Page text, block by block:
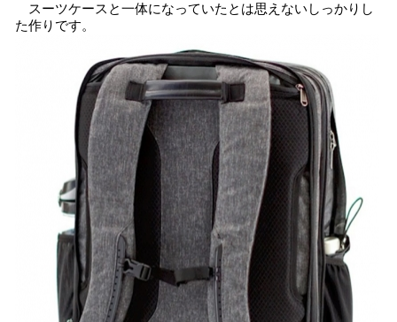
スーツケースと一体になっていたとは思えないしっかりし
た作りです。